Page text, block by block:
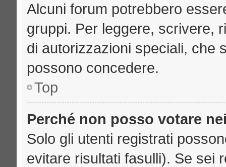
Alcuni forum potrebbero
gruppi. Per leggere, scrivere,
di autorizzazioni speciali, che
possono concedere.
Top
Perché non posso votare
Solo gli utenti registrati
evitare risultati fasulli). Se sei